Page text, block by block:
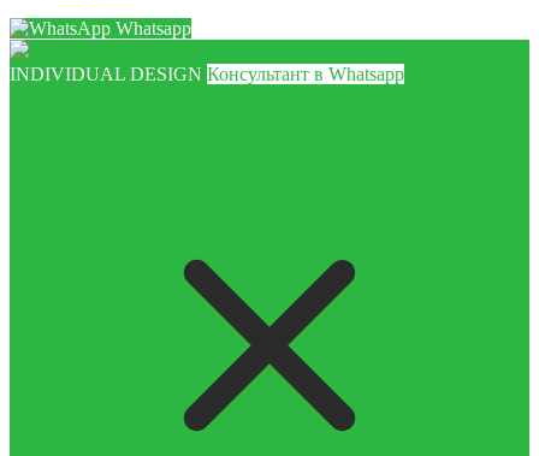
Whatsapp
INDIVIDUAL DESIGN Консультант в Whatsapp